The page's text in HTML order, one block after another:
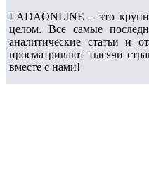
LADAONLINE – это
целом. Все самые
аналитические статьи и
просматривают тысячи
вместе с нами!